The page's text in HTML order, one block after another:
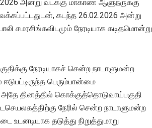
அன்று வடக்கு மாகாண ஆளுநருக்கு
கடந்த 26.02.2026 அன்று
சமரசிங்கவிடமும் நேரடியாக கடிதமொன்று
நேரடியாகச் சென்ற நாடாளுமன்ற
பெரும்பான்மை
தினத்தில் கொக்குத்தொடுவாய்பகுதி
நேரில் சென்ற நாடாளுமன்ற
உடனடியாக தடுத்து நிறுத்துமாறு